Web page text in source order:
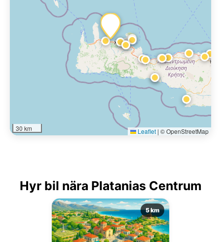
30 km Leaflet | © OpenStreetMap
Hyr bil nära Platanias Centrum
5 km